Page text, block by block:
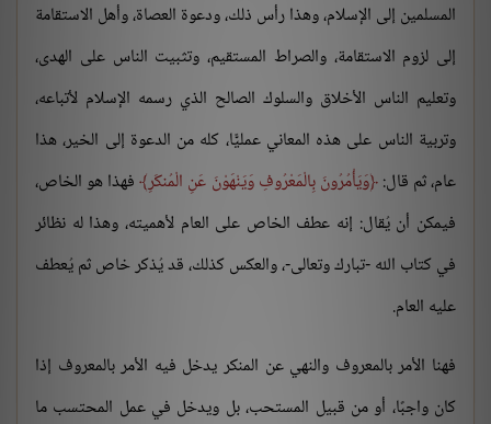
المسلمين إلى الإسلام، وهذا رأس ذلك، ودعوة العصاة، وأهل الاستقامة
إلى لزوم الاستقامة، والصراط المستقيم، وتثبيت الناس على الهدى،
وتعليم الناس الأخلاق والسلوك الصالح الذي رسمه الإسلام لأتباعه،
وتربية الناس على هذه المعاني عمليًّا، كله من الدعوة إلى الخير، هذا
عام، ثم قال: وَيَأْمُرُونَ بِالْمَعْرُوفِ وَيَنْهَوْنَ عَنِ الْمُنكَرِ فهذا هو الخاص،
فيمكن أن يُقال: إنه عطف الخاص على العام لأهميته، وهذا له نظائر
في كتاب الله -تبارك وتعالى-، والعكس كذلك، قد يُذكر خاص ثم يُعطف
عليه العام.
فهنا الأمر بالمعروف والنهي عن المنكر يدخل فيه الأمر بالمعروف إذا
كان واجبًا، أو من قبيل المستحب، بل ويدخل في عمل المحتسب ما